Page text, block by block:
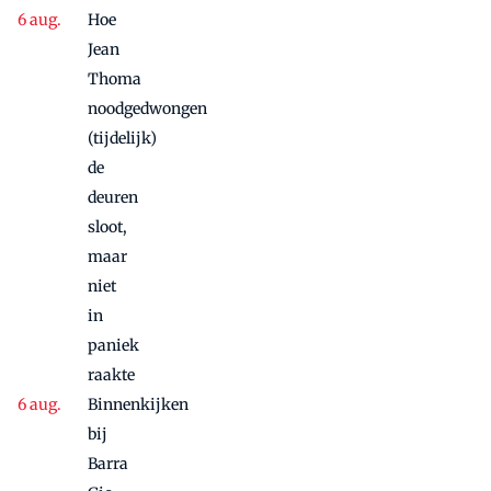
Hoe
Jean
Thoma
noodgedwongen
(tijdelijk)
de
deuren
sloot,
maar
niet
in
paniek
raakte
Binnenkijken
bij
Barra